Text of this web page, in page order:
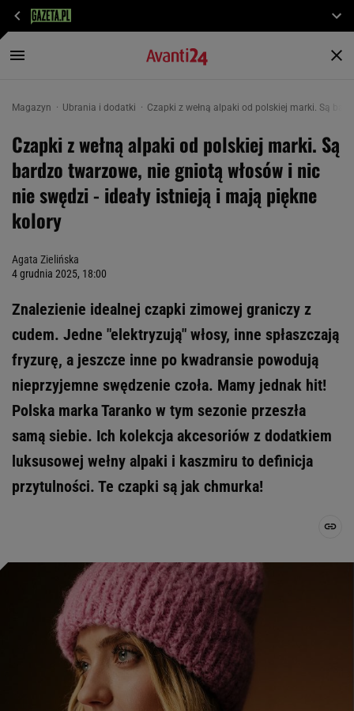
Magazyn Ubrania i dodatki Czapki z wełną alpaki od polskiej marki. Są
Czapki z wełną alpaki od polskiej marki. Są
bardzo twarzowe, nie gniotą włosów i nic
nie swędzi - ideały istnieją i mają piękne
kolory
Agata Zielińska
4 grudnia 2025, 18:00
Znalezienie idealnej czapki zimowej graniczy z
cudem. Jedne "elektryzują" włosy, inne spłaszczają
fryzurę, a jeszcze inne po kwadransie powodują
nieprzyjemne swędzenie czoła. Mamy jednak hit!
Polska marka Taranko w tym sezonie przeszła
samą siebie. Ich kolekcja akcesoriów z dodatkiem
luksusowej wełny alpaki i kaszmiru to definicja
przytulności. Te czapki są jak chmurka!